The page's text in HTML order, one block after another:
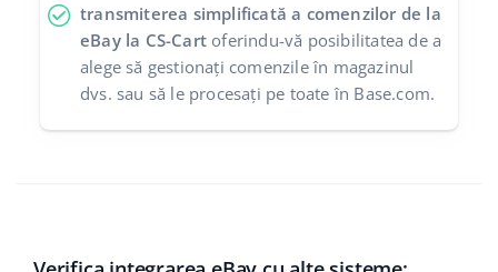
transmiterea simplificată a comenzilor de la
eBay la CS-Cart oferindu-vă posibilitatea de a
alege să gestionați comenzile în magazinul
dvs. sau să le procesați pe toate în Base.com.